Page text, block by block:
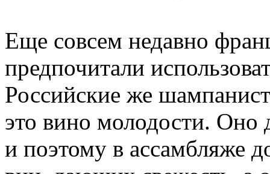
Еще совсем недавно
предпочитали
Российские же
это вино молодости.
и поэтому в ассамбляже